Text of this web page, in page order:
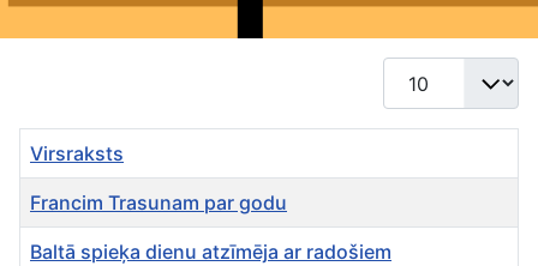
Rādīt #
Virsraksts
Francim Trasunam par godu
Baltā spieķa dienu atzīmēja ar radošiem